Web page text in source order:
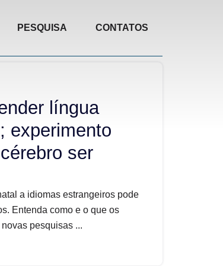
PESQUISA CONTATOS
língua
experimento
ser
a idiomas estrangeiros pode
Entenda como e o que os
pesquisas ...